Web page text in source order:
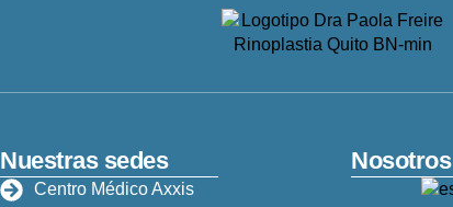
Nuestras sedes
Centro Médico Axxis
Nosotros